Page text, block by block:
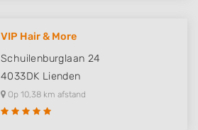
VIP Hair & More
Schuilenburglaan 24
4033DK Lienden
Op 10,38 km afstand